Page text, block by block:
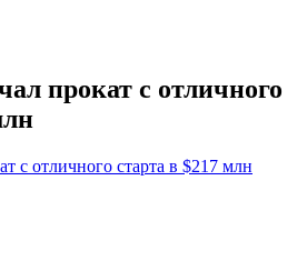
прокат с отличного
с отличного старта в $217 млн